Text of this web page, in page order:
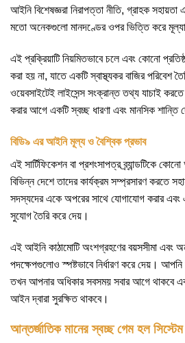
আইনি বিশেষজ্ঞরা নিরাপত্তা নীতি, গ্রাহক সহায়তা
মতো অনেকগুলো মানদণ্ডের ওপর ভিত্তি করে
এই প্রক্রিয়াটি নিয়মিতভাবে চলে এবং কোনো
করা হয় না, যাতে একটি স্বাস্থ্যকর বাজির পরিবেশ
ওয়েবসাইটেই লাইসেন্স সংক্রান্ত তথ্য যাচাই
করার আগে একটি স্বচ্ছ ধারণা এবং মানসিক শান্তি
বিডি৯ এর আইনি মূল্য ও বৈশ্বিক প্রভাব
এই সার্টিফিকেশন বা প্রশংসাপত্র ব্র্যান্ডটিকে
বিভিন্ন দেশে তাদের কার্যক্রম সম্প্রসারণ করতে
সদস্যদের একে অপরের সাথে যোগাযোগ করার
সুযোগ তৈরি করে দেয়।
এই আইনি কাঠামোটি অংশগ্রহণের বয়সসীমা এবং
পদক্ষেপগুলোও স্পষ্টভাবে নির্ধারণ করে দেয়। আপনি
তখন আপনার অধিকার সবসময় সবার আগে থাকবে
আইন দ্বারা সুরক্ষিত থাকবে।
আন্তর্জাতিক মানের স্বচ্ছ গেম হল সিস্টেম